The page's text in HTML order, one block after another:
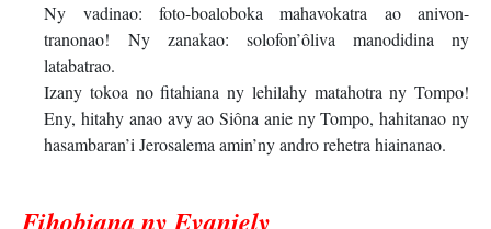
Ny vadinao: foto-boaloboka mahavokatra ao anivon-
tranonao! Ny zanakao: solofon’ôliva manodidina ny
latabatrao.
Izany tokoa no fitahiana ny lehilahy matahotra ny Tompo!
Eny, hitahy anao avy ao Siôna anie ny Tompo, hahitanao ny
hasambaran’i Jerosalema amin’ny andro rehetra hiainanao.
Fihobiana ny Evanjely